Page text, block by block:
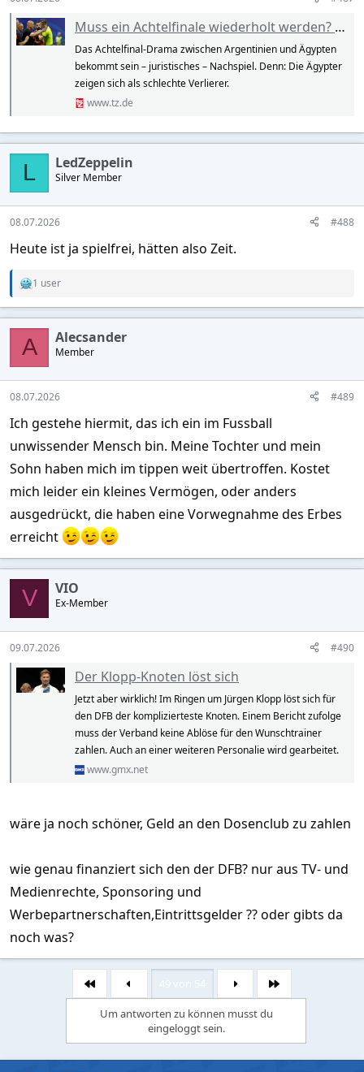
Muss ein Achtelfinale wiederholt werden? Ägypten legt nach WM-Drama offiziell Protest ein
Das Achtelfinal-Drama zwischen Argentinien und Ägypten
bekommt sein – juristisches – Nachspiel. Denn: Die Ägypter
zeigen sich als schlechte Verlierer.
www.tz.de
L LedZeppelin
Silver Member
08.07.2026 #488
Heute ist ja spielfrei, hätten also Zeit.
R
a
c
o
n
s
:
1 user
A Alecsander
Member
08.07.2026 #489
Ich gestehe hiermit, das ich ein im Fussball
unwissender Mensch bin. Meine Tochter und mein
Sohn haben mich im tippen weit übertroffen. Kostet
mich leider ein kleines Vermögen, oder anders
ausgedrückt, die haben eine Vorwegnahme des Erbes
erreicht
V VIO
Ex-Member
09.07.2026 #490
Der Klopp-Knoten löst sich
Jetzt aber wirklich! Im Ringen um Jürgen Klopp löst sich für
den DFB der komplizierteste Knoten. Einem Bericht zufolge
muss der Verband keine Ablöse für den Wunschtrainer
zahlen. Auch an einer weiteren Personalie wird gearbeitet.
www.gmx.net
wäre ja noch schöner, Geld an den Dosenclub zu zahlen
wie genau finanziert sich den der DFB? nur aus TV- und
Medienrechte, Sponsoring und
Werbepartnerschaften,Eintrittsgelder ?? oder gibts da
noch was?
Erste
Letzte
Um antworten zu können musst du
eingeloggt sein.